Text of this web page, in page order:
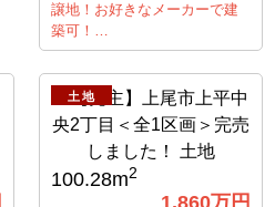
譲地！お好きなメーカーで建
築可！…
土地
100.28m2
1,860万円